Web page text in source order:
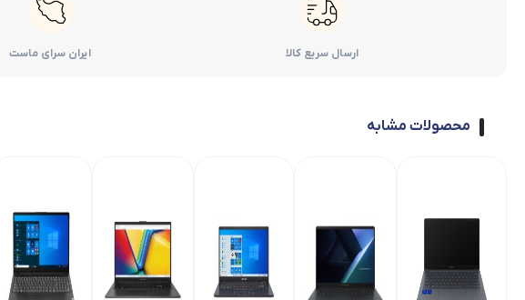
ارسال سریع کالا ایران سرای ماست
محصولات مشابه